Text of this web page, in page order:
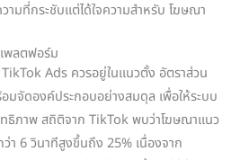
วามที่กระชับแต่ได้ใจความสำหรับ โฆษณา
พลตฟอร์ม
Ads ควรอยู่ในแนวตั้ง อัตราส่วน
มจัดองค์ประกอบอย่างสมดุล เพื่อให้ระบบ
ธิภาพ สถิติจาก TikTok พบว่าโฆษณาแนว
า 6 วินาทีสูงขึ้นถึง 25% เนื่องจาก